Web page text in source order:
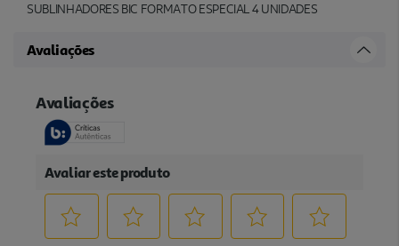
SUBLINHADORES BIC FORMATO ESPECIAL 4 UNIDADES
Avaliações